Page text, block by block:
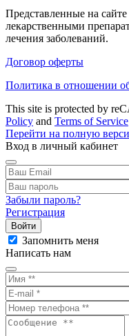
Представленные на
лекарственными
лечения заболеваний.
Договор оферты
Политика в отношении
This site is protected by
Policy and Terms of Service
Перейти на полную
Вход в личный кабинет
Забыли пароль?
Регистрация
Войти
Запомнить меня
Написать нам